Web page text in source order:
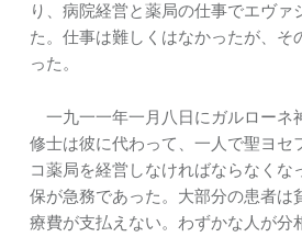
り、病院経営と薬局の仕事でエヴァ
た。仕事は難しくはなかったが、そ
った。
一九一一年一月八日にガルローネ
修士は彼に代わって、一人で聖ヨセ
コ薬局を経営しなければならなくな
保が急務であった。大部分の患者は
療費が支払えない。わずかな人が分